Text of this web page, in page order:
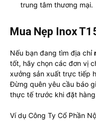
trung tâm thương mại.
Mua Nẹp Inox
Nếu bạn đang tìm địa chỉ
tốt, hãy chọn các đơn vị
xưởng sản xuất trực tiếp
Đừng quên yêu cầu báo
thực tế trước khi đặt
Ví dụ Công Ty Cổ Phần